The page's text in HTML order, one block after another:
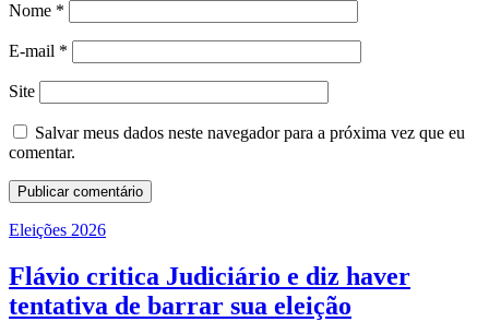
Nome *
E-mail *
Site
Salvar meus dados neste navegador para a próxima vez que eu
comentar.
Eleições 2026
Flávio critica Judiciário e diz haver
tentativa de barrar sua eleição